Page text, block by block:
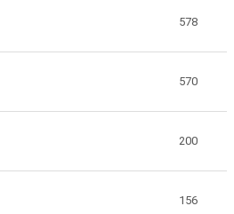
578
570
200
156